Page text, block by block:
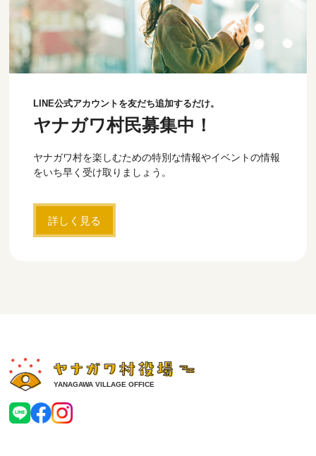
LINE公式アカウントを友だち追加するだけ。
ヤナガワ村民募集中！
ヤナガワ村を楽しむための特別な情報やイベントの情報
をいち早く受け取りましょう。
詳しく見る
YANAGAWA VILLAGE OFFICE